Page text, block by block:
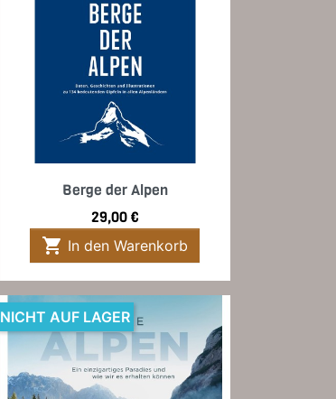
Vorschau
Berge der Alpen
Preis
29,00 €
 In den Warenkorb
NICHT AUF LAGER